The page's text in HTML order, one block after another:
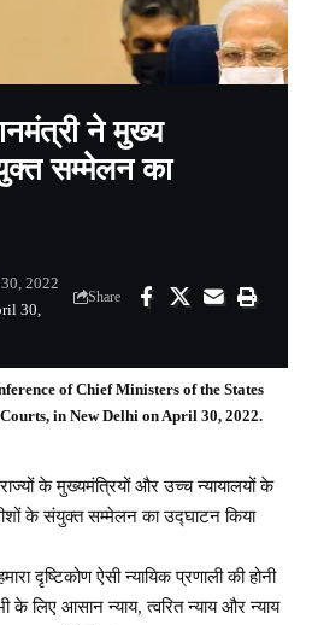
ने मुख्य
सम्मेलन का
30,
2022
Share
of Chief Ministers of the States
in New Delhi on April 30, 2022.
के मुख्यमंत्रियों और उच्च न्यायालयों के
के संयुक्त सम्मेलन का उद्घाटन किया
दृष्टिकोण ऐसी न्यायिक प्रणाली की होनी
के लिए आसान न्याय, त्वरित न्याय और न्याय